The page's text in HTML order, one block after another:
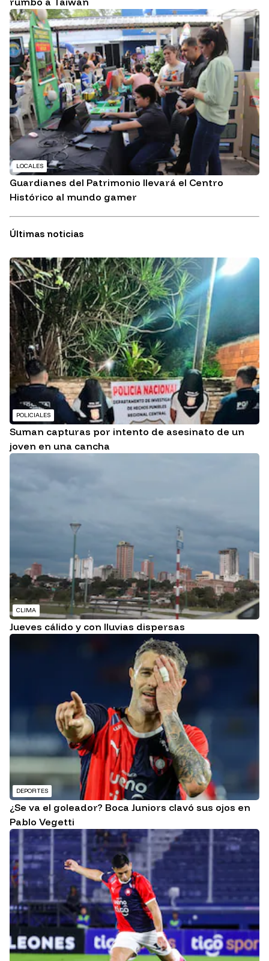
LOCALES
Guardianes del Patrimonio llevará el Centro
Histórico al mundo gamer
Últimas noticias
POLICIALES
Suman capturas por intento de asesinato de un
joven en una cancha
CLIMA
Jueves cálido y con lluvias dispersas
DEPORTES
¿Se va el goleador? Boca Juniors clavó sus ojos en
Pablo Vegetti